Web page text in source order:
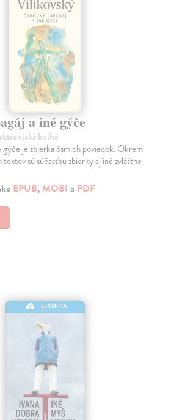
a iné gýče
kniha
gýče je zbierka ôsmich poviedok. Okrem
sú súčasťou zbierky aj iné zvláštne
EPUB, MOBI a PDF
E-KNIHA